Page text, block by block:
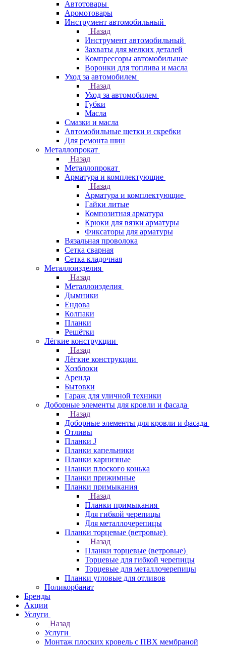
Автотовары
Аромотовары
Инструмент автомобильный
Назад
Инструмент автомобильный
Захваты для мелких деталей
Компрессоры автомобильные
Воронки для топлива и масла
Уход за автомобилем
Назад
Уход за автомобилем
Губки
Масла
Смазки и масла
Автомобильные щетки и скребки
Для ремонта шин
Металлопрокат
Назад
Металлопрокат
Арматура и комплектующие
Назад
Арматура и комплектующие
Гайки литые
Композитная арматура
Крюки для вязки арматуры
Фиксаторы для арматуры
Вязальная проволока
Сетка сварная
Сетка кладочная
Металлоизделия
Назад
Металлоизделия
Дымники
Ендова
Колпаки
Планки
Решётки
Лёгкие конструкции
Назад
Лёгкие конструкции
Хозблоки
Аренда
Бытовки
Гараж для уличной техники
Доборные элементы для кровли и фасада
Назад
Доборные элементы для кровли и фасада
Отливы
Планки J
Планки капельники
Планки карнизные
Планки плоского конька
Планки прижимные
Планки примыкания
Назад
Планки примыкания
Для гибкой черепицы
Для металлочерепицы
Планки торцевые (ветровые)
Назад
Планки торцевые (ветровые)
Торцевые для гибкой черепицы
Торцевые для металлочерепицы
Планки угловые для отливов
Поликорбанат
Бренды
Акции
Услуги
Назад
Услуги
Монтаж плоских кровель с ПВХ мембраной